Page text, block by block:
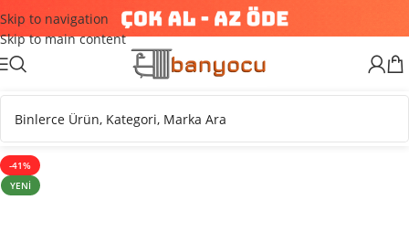
Skip to navigation
Skip to main content
-41%
YENI